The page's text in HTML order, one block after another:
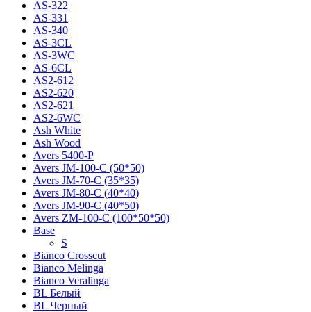
AS-322
AS-331
AS-340
AS-3CL
AS-3WC
AS-6CL
AS2-612
AS2-620
AS2-621
AS2-6WC
Ash White
Ash Wood
Avers 5400-P
Avers JМ-100-С (50*50)
Avers JМ-70-С (35*35)
Avers JМ-80-С (40*40)
Avers JМ-90-С (40*50)
Avers ZM-100-С (100*50*50)
Base
S
Bianco Crosscut
Bianco Melinga
Bianco Veralinga
BL Белый
BL Черный